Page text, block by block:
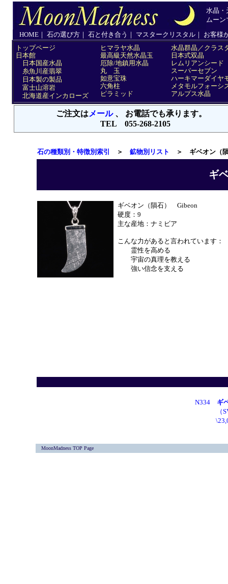
石の種類別・特徴別索引 ＞ 鉱物別リスト ＞ ギベオン（
ギ
ギベオン（隕石） Gibeon
硬度：9
主な産地：ナミビア
こんな力があると言われています：
霊性を高める
宇宙の真理を教える
強い信念を支える
N334 ギ
（
MoonMadness TOP Page